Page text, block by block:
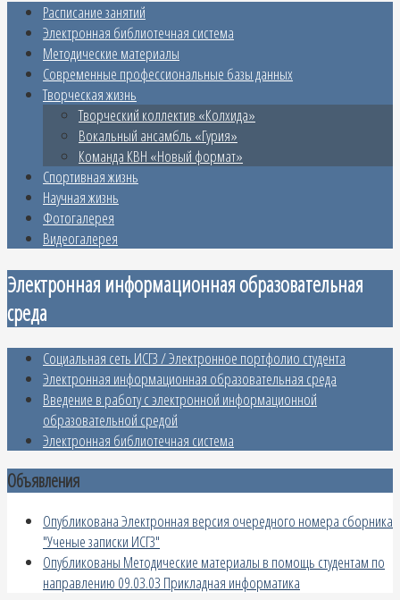
Расписание занятий
Электронная библиотечная система
Методические материалы
Современные профессиональные базы данных
Творческая жизнь
Творческий коллектив «Колхида»
Вокальный ансамбль «Гурия»
Команда КВН «Новый формат»
Спортивная жизнь
Научная жизнь
Фотогалерея
Видеогалерея
Электронная информационная образовательная
среда
Социальная сеть ИСГЗ / Электронное портфолио студента
Электронная информационная образовательная среда
Введение в работу с электронной информационной
образовательной средой
Электронная библиотечная система
Объявления
Опубликована Электронная версия очередного номера сборника
"Ученые записки ИСГЗ"
Опубликованы Методические материалы в помощь студентам по
направлению 09.03.03 Прикладная информатика